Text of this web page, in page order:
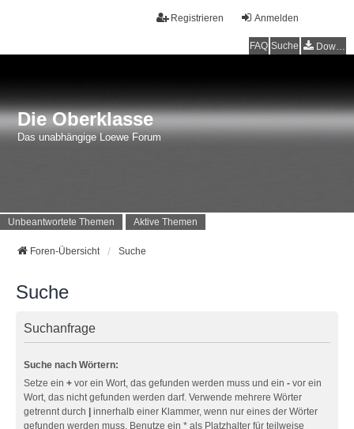
Anmelden
Registrieren
FAQ Suche Downloads
Die Oberklasse
Das unabhängige Loewe Forum
Unbeantwortete Themen Aktive Themen
Foren-Übersicht Suche
Suche
Suchanfrage
Suche nach Wörtern:
Setze ein + vor ein Wort, das gefunden werden muss und ein - vor ein
Wort, das nicht gefunden werden darf. Verwende mehrere Wörter
getrennt durch
innerhalb einer Klammer, wenn nur eines der Wörter
gefunden werden muss. Benutze ein * als Platzhalter für teilweise